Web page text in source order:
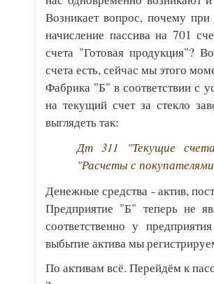
Возникает вопрос, почему
начисление пассива на 701
счета "Готовая продукция"?
счета есть, сейчас мы этого
Фабрика "Б" в соответствии с
на текущий счет за стекло
выглядеть так:
Дт 311 "Текущие
"Расчеты с
Денежные средства - актив,
Предприятие "Б" теперь не
соответственно у
выбытие актива мы
По активам всё. Перейдём к